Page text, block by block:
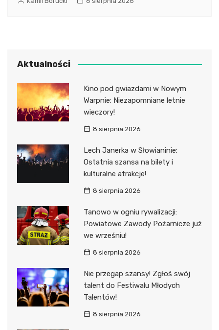
Aktualności
Kino pod gwiazdami w Nowym
Warpnie: Niezapomniane letnie
wieczory!
8 sierpnia 2026
Lech Janerka w Słowianinie:
Ostatnia szansa na bilety i
kulturalne atrakcje!
8 sierpnia 2026
Tanowo w ogniu rywalizacji:
Powiatowe Zawody Pożarnicze już
we wrześniu!
8 sierpnia 2026
Nie przegap szansy! Zgłoś swój
talent do Festiwalu Młodych
Talentów!
8 sierpnia 2026